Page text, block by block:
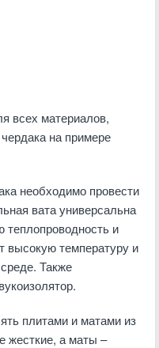
всех материалов,
на примере
необходимо провести
вата универсальна
теплопроводность и
высокую температуру и
Также
плитами и матами из
жесткие, а маты –